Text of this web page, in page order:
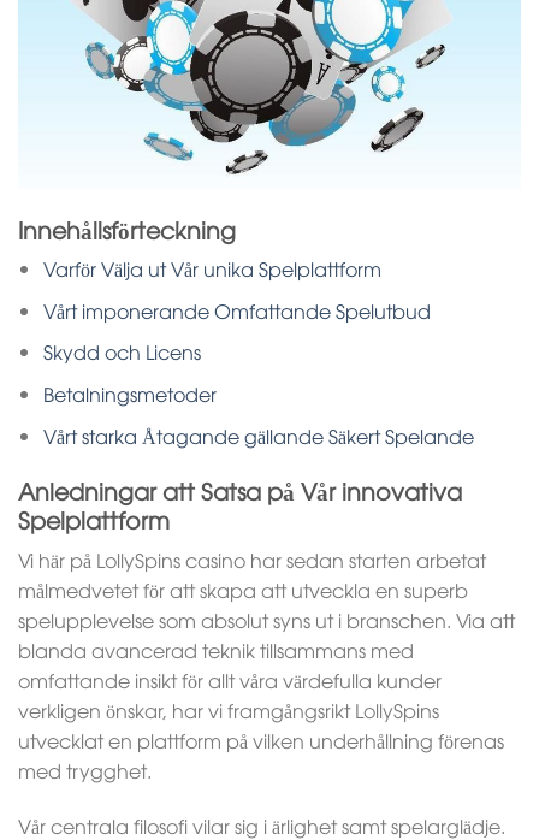
Innehållsförteckning
Varför Välja ut Vår unika Spelplattform
Vårt imponerande Omfattande Spelutbud
Skydd och Licens
Betalningsmetoder
Vårt starka Åtagande gällande Säkert Spelande
Anledningar att Satsa på Vår innovativa
Spelplattform
Vi här på LollySpins casino har sedan starten arbetat
målmedvetet för att skapa att utveckla en superb
spelupplevelse som absolut syns ut i branschen. Via att
blanda avancerad teknik tillsammans med
omfattande insikt för allt våra värdefulla kunder
verkligen önskar, har vi framgångsrikt LollySpins
utvecklat en plattform på vilken underhållning förenas
med trygghet.
Vår centrala filosofi vilar sig i ärlighet samt spelarglädje.